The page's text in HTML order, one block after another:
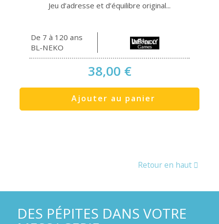
Jeu d’adresse et d’équilibre original...
De 7 à 120 ans
BL-NEKO
38,00 €
Ajouter au panier
Retour en haut
DES PÉPITES DANS VOTRE